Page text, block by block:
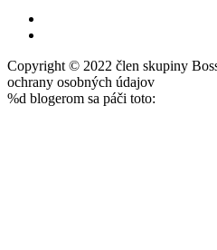
Copyright © 2022 člen skupiny
ochrany osobných údajov
%d blogerom sa páči toto: